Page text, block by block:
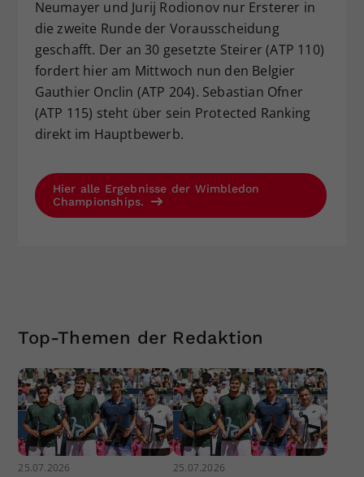
Neumayer und Jurij Rodionov nur Ersterer in
die zweite Runde der Vorausscheidung
geschafft. Der an 30 gesetzte Steirer (ATP 110)
fordert hier am Mittwoch nun den Belgier
Gauthier Onclin (ATP 204). Sebastian Ofner
(ATP 115) steht über sein Protected Ranking
direkt im Hauptbewerb.
Hier alle Ergebnisse der Wimbledon
Championships.
Top-Themen der Redaktion
25.07.2026 25.07.2026